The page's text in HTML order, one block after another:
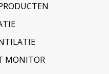
MONITOR